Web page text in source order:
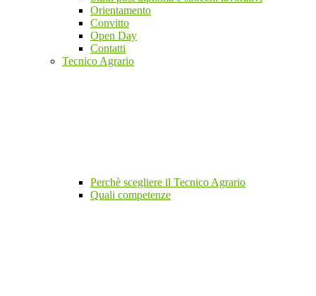
Orientamento
Convitto
Open Day
Contatti
Tecnico Agrario
Perchè scegliere il Tecnico Agrario
Quali competenze